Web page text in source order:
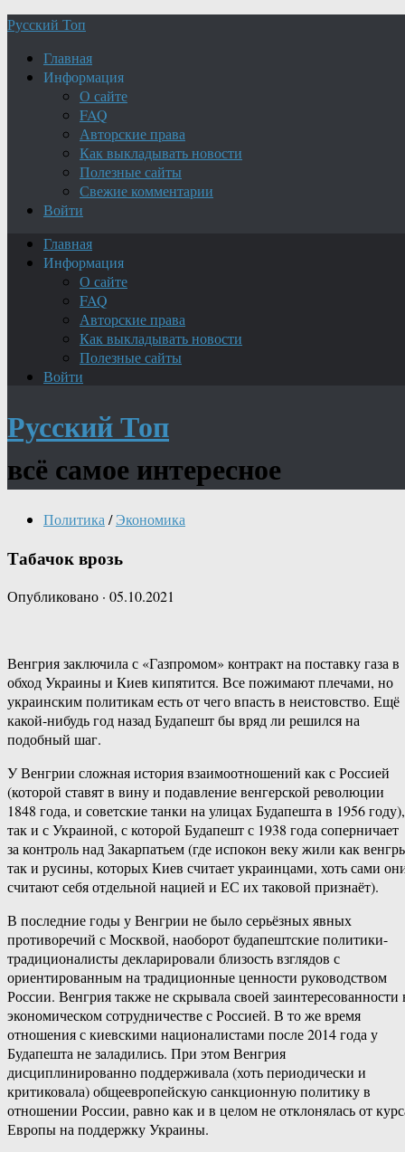
Русский Топ
Главная
Информация
О сайте
FAQ
Авторские права
Как выкладывать новости
Полезные сайты
Свежие комментарии
Войти
Главная
Информация
О сайте
FAQ
Авторские права
Как выкладывать новости
Полезные сайты
Войти
Русский Топ
всё самое интересное
Политика / Экономика
Табачок врозь
Опубликовано · 05.10.2021
Венгрия заключила с «Газпромом» контракт на поставку газа в
обход Украины и Киев кипятится. Все пожимают плечами, но
украинским политикам есть от чего впасть в неистовство. Ещё
какой-нибудь год назад Будапешт бы вряд ли решился на
подобный шаг.
У Венгрии сложная история взаимоотношений как с Россией
(которой ставят в вину и подавление венгерской революции
1848 года, и советские танки на улицах Будапешта в 1956 году),
так и с Украиной, с которой Будапешт с 1938 года соперничает
за контроль над Закарпатьем (где испокон веку жили как
так и русины, которых Киев считает украинцами, хоть сами
считают себя отдельной нацией и ЕС их таковой признаёт).
В последние годы у Венгрии не было серьёзных явных
противоречий с Москвой, наоборот будапештские политики-
традиционалисты декларировали близость взглядов с
ориентированным на традиционные ценности руководством
России. Венгрия также не скрывала своей заинтересованности
экономическом сотрудничестве с Россией. В то же время
отношения с киевскими националистами после 2014 года у
Будапешта не заладились. При этом Венгрия
дисциплинированно поддерживала (хоть периодически и
критиковала) общеевропейскую санкционную политику в
отношении России, равно как и в целом не отклонялась от
Европы на поддержку Украины.